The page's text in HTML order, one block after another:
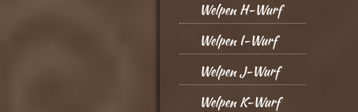
Welpen H-Wurf
Welpen I-Wurf
Welpen J-Wurf
Welpen K-Wurf